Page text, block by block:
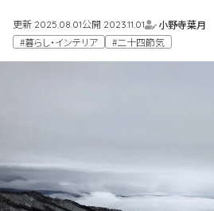
更新 2025.08.01公開 2023.11.01
小野寺葉月
#暮らし・インテリア
#二十四節気